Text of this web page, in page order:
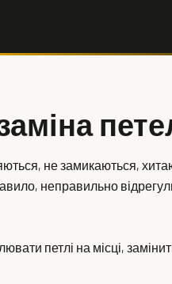
не замикаються,
неправильно
петлі на місці,